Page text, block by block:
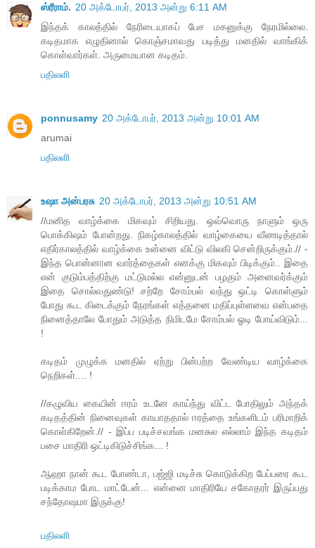
ஸ்ரீராம். 20 அக்டோபர், 2013 அன்று 6:11 AM
இந்தக் காலத்தில் நேரிடையாகப் பேச மகனுக்கு நேரமில்லை.
கடிதமாக எழுதினால் கொஞ்சமாவது படித்து மனதில் வாங்கிக்
கொள்வார்கள். அருமையான கடிதம்.
பதிலளி
ponnusamy 20 அக்டோபர், 2013 அன்று 10:01 AM
arumai
பதிலளி
உஷா அன்பரசு 20 அக்டோபர், 2013 அன்று 10:51 AM
//மனித வாழ்க்கை மிகவும் சிறியது. ஒவ்வொரு நாளும் ஒரு
பொக்கிஷம் போன்றது. நிகழ்காலத்தில் வாழ்கையை வீணடித்தால்
எதிர்காலத்தில் வாழ்க்கை உன்னை விட்டு விலகி சென்றிருக்கும்.// -
இந்த பொன்னான வார்த்தைகள் எனக்கு மிகவும் பிடிக்கும்.. இதை
என் குடும்பத்திற்கு மட்டுமல்ல என்னுடன் பழகும் அனைவர்க்கும்
இதை சொல்வதுண்டு! சற்றே சோம்பல் வந்து ஒட்டி கொள்ளும்
போது கூட கிடைக்கும் நேரங்கள் எத்தனை மதிப்புள்ளவை என்பதை
நினைத்தாலே போதும் அடுத்த நிமிடமே சோம்பல் ஓடி போய்விடும்...
!
கடிதம் முழுக்க மனதில் ஏற்று பின்பற்ற வேண்டிய வாழ்க்கை
நெறிகள்.... !
//கழுவிய கையின் ஈரம் உடனே காய்ந்து விட்ட போதிலும் அந்தக்
கடிதத்தின் நினைவுகள் காயாததால் ஈரத்தை உங்களிடம் பரிமாறிக்
கொள்கிறேன்.// - இப்ப படிச்சவங்க மனசுல எல்லாம் இந்த கடிதம்
பசை மாதிரி ஒட்டிகிடுச்சிங்க... !
ஆஹா நான் கூட போண்டா, பஜ்ஜி மடிச்சு கொடுக்கிற பேப்பரை கூட
படிக்காம போட மாட்டேன்... என்னை மாதிரியே சகோதரர் இருப்பது
சந்தோஷமா இருக்கு!
பதிலளி